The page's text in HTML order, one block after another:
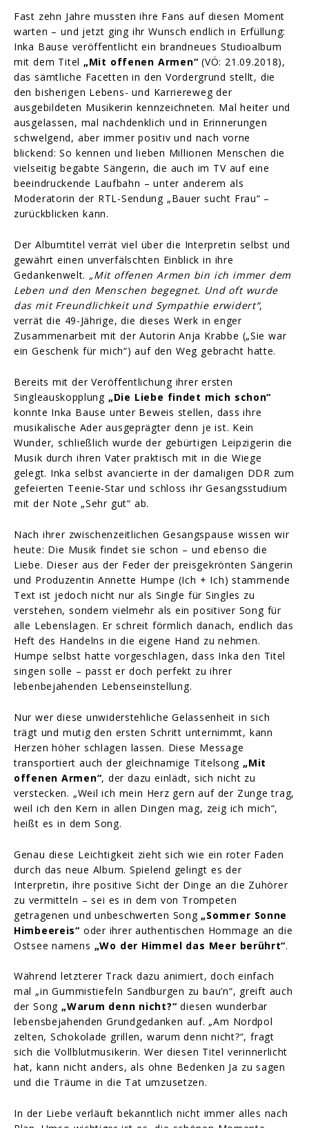
Fast zehn Jahre mussten ihre Fans auf diesen Moment
warten – und jetzt ging ihr Wunsch endlich in Erfüllung:
Inka Bause veröffentlicht ein brandneues Studioalbum
mit dem Titel „Mit offenen Armen“(VÖ: 21.09.2018),
das sämtliche Facetten in den Vordergrund stellt, die
den bisherigen Lebens- und Karriereweg der
ausgebildeten Musikerin kennzeichneten. Mal heiter und
ausgelassen, mal nachdenklich und in Erinnerungen
schwelgend, aber immer positiv und nach vorne
blickend: So kennen und lieben Millionen Menschen die
vielseitig begabte Sängerin, die auch im TV auf eine
beeindruckende Laufbahn – unter anderem als
Moderatorin der RTL-Sendung „Bauer sucht Frau“ –
zurückblicken kann.
Der Albumtitel verrät viel über die Interpretin selbst und
gewährt einen unverfälschten Einblick in ihre
Gedankenwelt. „Mit offenen Armen bin ich immer dem
Leben und den Menschen begegnet. Und oft wurde
das mit Freundlichkeit und Sympathie erwidert“,
verrät die 49-Jährige, die dieses Werk in enger
Zusammenarbeit mit der Autorin Anja Krabbe („Sie war
ein Geschenk für mich“) auf den Weg gebracht hatte.
Bereits mit der Veröffentlichung ihrer ersten
Singleauskopplung „Die Liebe findet mich schon“
konnte Inka Bause unter Beweis stellen, dass ihre
musikalische Ader ausgeprägter denn je ist. Kein
Wunder, schließlich wurde der gebürtigen Leipzigerin die
Musik durch ihren Vater praktisch mit in die Wiege
gelegt. Inka selbst avancierte in der damaligen DDR zum
gefeierten Teenie-Star und schloss ihr Gesangsstudium
mit der Note „Sehr gut“ ab.
Nach ihrer zwischenzeitlichen Gesangspause wissen wir
heute: Die Musik findet sie schon – und ebenso die
Liebe. Dieser aus der Feder der preisgekrönten Sängerin
und Produzentin Annette Humpe (Ich + Ich) stammende
Text ist jedoch nicht nur als Single für Singles zu
verstehen, sondern vielmehr als ein positiver Song für
alle Lebenslagen. Er schreit förmlich danach, endlich das
Heft des Handelns in die eigene Hand zu nehmen.
Humpe selbst hatte vorgeschlagen, dass Inka den Titel
singen solle – passt er doch perfekt zu ihrer
lebenbejahenden Lebenseinstellung.
Nur wer diese unwiderstehliche Gelassenheit in sich
trägt und mutig den ersten Schritt unternimmt, kann
Herzen höher schlagen lassen. Diese Message
transportiert auch der gleichnamige Titelsong „Mit
offenen Armen“, der dazu einlädt, sich nicht zu
verstecken. „Weil ich mein Herz gern auf der Zunge trag,
weil ich den Kern in allen Dingen mag, zeig ich mich“,
heißt es in dem Song.
Genau diese Leichtigkeit zieht sich wie ein roter Faden
durch das neue Album. Spielend gelingt es der
Interpretin, ihre positive Sicht der Dinge an die Zuhörer
zu vermitteln – sei es in dem von Trompeten
getragenen und unbeschwerten Song „Sommer Sonne
Himbeereis“ oder ihrer authentischen Hommage an die
Ostsee namens „Wo der Himmel das Meer berührt“.
Während letzterer Track dazu animiert, doch einfach
mal „in Gummistiefeln Sandburgen zu bau’n“, greift auch
der Song„Warum denn nicht?“ diesen wunderbar
lebensbejahenden Grundgedanken auf. „Am Nordpol
zelten, Schokolade grillen, warum denn nicht?“, fragt
sich die Vollblutmusikerin. Wer diesen Titel verinnerlicht
hat, kann nicht anders, als ohne Bedenken Ja zu sagen
und die Träume in die Tat umzusetzen.
In der Liebe verläuft bekanntlich nicht immer alles nach